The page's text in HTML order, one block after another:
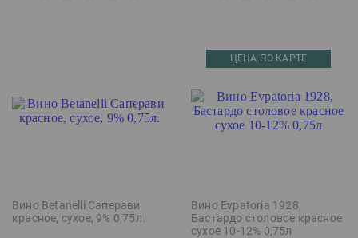
Вино Betanelli Саперави
красное, сухое, 9% 0,75л.
ЦЕНА ПО КАРТЕ
Вино Evpatoria 1928,
Бастардо столовое красное
сухое 10-12% 0,75л